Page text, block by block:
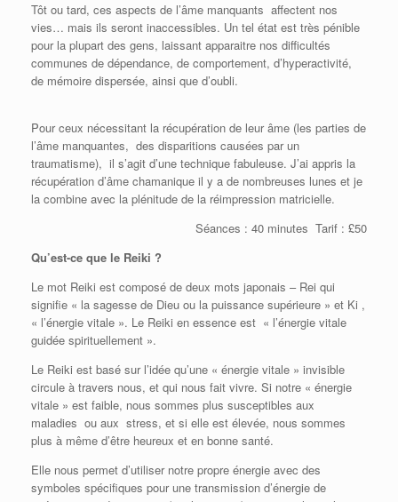
Tôt ou tard, ces aspects de l’âme manquants affectent nos
vies… mais ils seront inaccessibles. Un tel état est très pénible
pour la plupart des gens, laissant apparaitre nos difficultés
communes de dépendance, de comportement, d’hyperactivité,
de mémoire dispersée, ainsi que d’oubli.
Pour ceux nécessitant la récupération de leur âme (les parties de
l’âme manquantes, des disparitions causées par un
traumatisme), il s’agit d’une technique fabuleuse. J’ai appris la
récupération d’âme chamanique il y a de nombreuses lunes et je
la combine avec la plénitude de la réimpression matricielle.
Séances : 40 minutes Tarif : £50
Qu’est-ce que le Reiki ?
Le mot Reiki est composé de deux mots japonais – Rei qui
signifie « la sagesse de Dieu ou la puissance supérieure » et Ki ,
« l’énergie vitale ». Le Reiki en essence est « l’énergie vitale
guidée spirituellement ».
Le Reiki est basé sur l’idée qu’une « énergie vitale » invisible
circule à travers nous, et qui nous fait vivre. Si notre « énergie
vitale » est faible, nous sommes plus susceptibles aux
maladies ou aux stress, et si elle est élevée, nous sommes
plus à même d’être heureux et en bonne santé.
Elle nous permet d’utiliser notre propre énergie avec des
symboles spécifiques pour une transmission d’énergie de